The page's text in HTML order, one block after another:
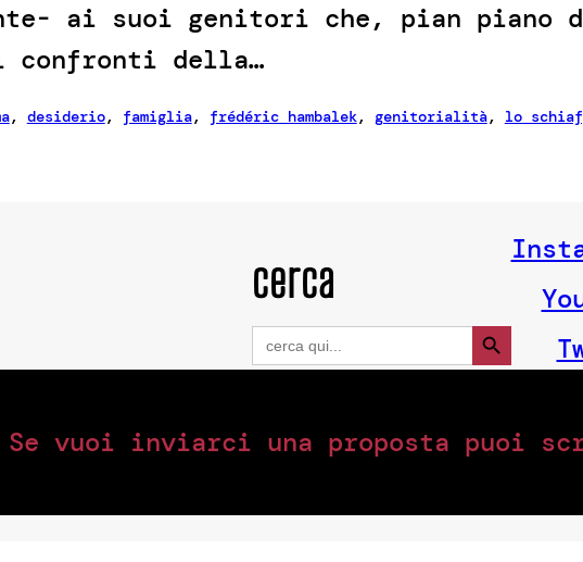
ai suoi genitori che, pian piano
confronti della…
, desiderio, famiglia, frédéric hambalek, genitorialità, lo
cerca
Search
for:
Search Button
Se vuoi inviarci una proposta puoi